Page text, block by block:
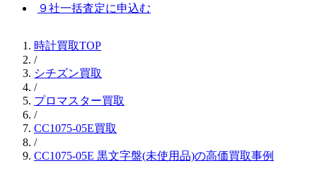
９社一括査定に申込む
時計買取TOP
/
シチズン買取
/
プロマスター買取
/
CC1075-05E買取
/
CC1075-05E 黒文字盤(未使用品)の高価買取事例